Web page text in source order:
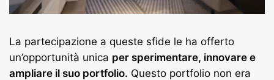
La partecipazione a queste sfide le ha offerto
un’opportunità unica per sperimentare, innovare e
ampliare il suo portfolio. Questo portfolio non era